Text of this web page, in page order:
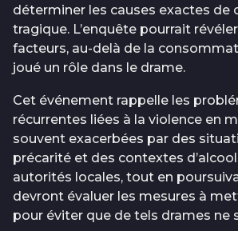
déterminer les causes exactes
tragique. L’enquête pourrait
facteurs, au-delà de la
joué un rôle dans le drame.
Cet événement rappelle les
récurrentes liées à la violence en
souvent exacerbées par des
précarité et des contextes
autorités locales, tout en
devront évaluer les mesures à
pour éviter que de tels drames ne